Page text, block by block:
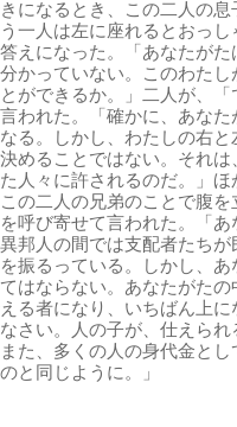
になるとき、この二人の息
一人は左に座れるとおっし
えになった。「あなたが
かっていない。このわたし
ができるか。」二人が、「
われた。「確かに、あなた
る。しかし、わたしの右と
めることではない。それ
人々に許されるのだ。」
の二人の兄弟のことで腹を
呼び寄せて言われた。「あ
邦人の間では支配者たちが
振るっている。しかし、あ
はならない。あなたがたの
る者になり、いちばん上
さい。人の子が、仕えられ
た、多くの人の身代金と
と同じように。」